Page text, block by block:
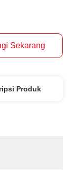
Sekarang
Produk